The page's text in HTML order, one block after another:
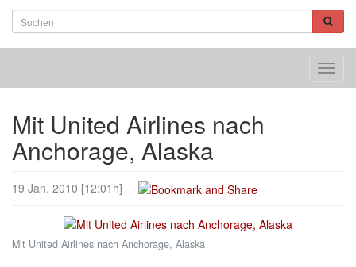
Mit United Airlines nach
Anchorage, Alaska
19 Jan. 2010 [12:01h]
Mit United Airlines nach Anchorage, Alaska